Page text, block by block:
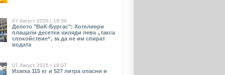
07 Август 2026 | 18:39
Делото "ВиК-Бургас": Хотелиери
плащали десетки хиляди лева „такса
спокойствие“, за да не им спират
водата
07 Август 2026 | 18:07
Иззеха 115 кг и 527 литра опасни и